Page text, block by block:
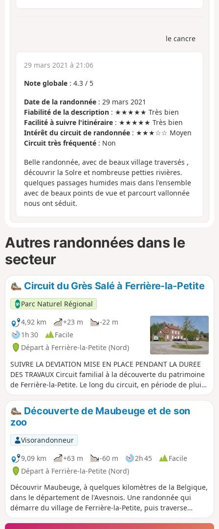
le cancre
29 mars 2021 à 21:06
Note globale : 4.3 / 5
Date de la randonnée : 29 mars 2021
Fiabilité de la description : ★★★★★ Très bien
Facilité à suivre l'itinéraire : ★★★★★ Très bien
Intérêt du circuit de randonnée : ★★★☆☆ Moyen
Circuit très fréquenté : Non
Belle randonnée, avec de beaux village traversés ,
découvrir la Solre et nombreuse petties rivières.
quelques passages humides mais dans l'ensemble
avec de beaux points de vue et parcourt vallonnée
nous ont séduit.
Autres randonnées dans le
secteur
Circuit du Grès Salé à Ferrière-la-Petite
Parc Naturel Régional
4,92 km
+23 m
-22 m
1h 30
Facile
Départ à Ferrière-la-Petite (Nord)
SUIVRE LA DEVIATION MISE EN PLACE PENDANT LA DUREE
DES TRAVAUX Circuit familial à la découverte du patrimoine
de Ferrière-la-Petite. Le long du circuit, en période de pluie,
le port de chaussures étanches est nécessaire (passage en
sous-bois et le long de la Solre). Circuit inscrit au PDIPR
(Plan Départemental des Itinéraires de Promenade et de
randonnée pédestre).
Découverte de Maubeuge et de son
zoo
Visorandonneur
9,09 km
+63 m -60 m 2h 45
Facile
Départ à Ferrière-la-Petite (Nord)
Découvrir Maubeuge, à quelques kilomètres de la Belgique,
dans le département de l'Avesnois. Une randonnée qui
démarre du village de Ferrière-la-Petite, puis traverse
Maubeuge. À la rencontre de ses fortifications de remparts